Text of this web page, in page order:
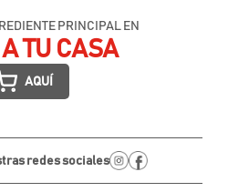
PRINCIPAL EN
TU CASA
AQUÍ
redes sociales